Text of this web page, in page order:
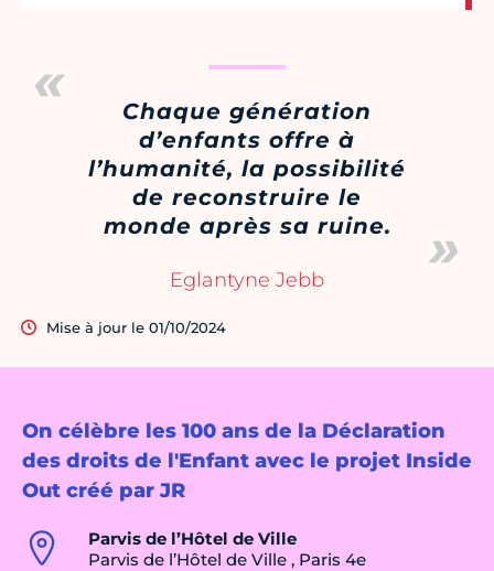
On célèbre les 100 ans de la Déclaration
des droits de l'Enfant avec le projet Inside
Out créé par JR
Parvis de l’Hôtel de Ville
Parvis de l’Hôtel de Ville , Paris 4e
Chaque génération
d’enfants offre à
l’humanité, la possibilité
de reconstruire le
monde après sa ruine.
Eglantyne Jebb
Mise à jour le 01/10/2024